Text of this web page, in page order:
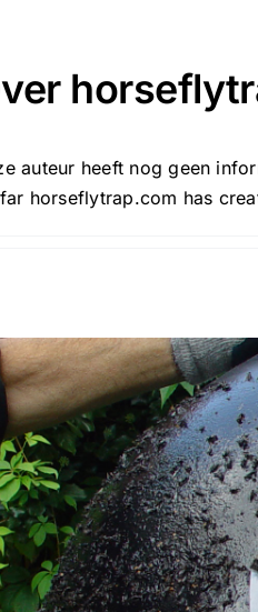
auteur heeft nog geen
horseflytrap.com has